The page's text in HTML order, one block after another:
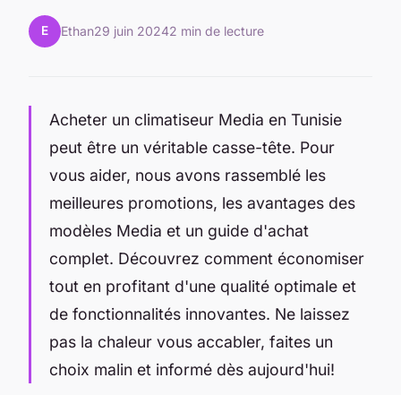
E Ethan29 juin 20242 min de lecture
Acheter un climatiseur Media en Tunisie
peut être un véritable casse-tête. Pour
vous aider, nous avons rassemblé les
meilleures promotions, les avantages des
modèles Media et un guide d'achat
complet. Découvrez comment économiser
tout en profitant d'une qualité optimale et
de fonctionnalités innovantes. Ne laissez
pas la chaleur vous accabler, faites un
choix malin et informé dès aujourd'hui!